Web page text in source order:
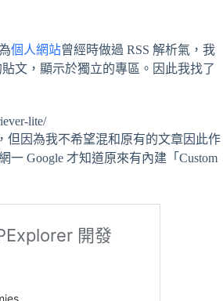
個人網站曾經時做過 RSS 解析氣，我
文，顯示於獨立的專區。因此我找了
lite/
但因為我不希望混和原有的文章因此作
一 Google 才知道原來有內建「Custom